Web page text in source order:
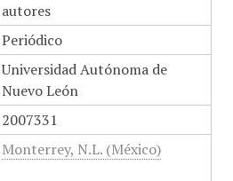
autores
Periódico
Universidad Autónoma de
Nuevo León
2007331
Monterrey, N.L. (México)